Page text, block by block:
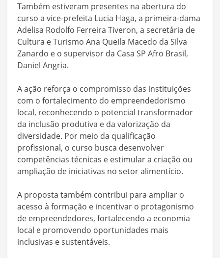
Também estiveram presentes na abertura do
curso a vice-prefeita Lucia Haga, a primeira-dama
Adelisa Rodolfo Ferreira Tiveron, a secretária de
Cultura e Turismo Ana Queila Macedo da Silva
Zanardo e o supervisor da Casa SP Afro Brasil,
Daniel Angria.
A ação reforça o compromisso das instituições
com o fortalecimento do empreendedorismo
local, reconhecendo o potencial transformador
da inclusão produtiva e da valorização da
diversidade. Por meio da qualificação
profissional, o curso busca desenvolver
competências técnicas e estimular a criação ou
ampliação de iniciativas no setor alimentício.
A proposta também contribui para ampliar o
acesso à formação e incentivar o protagonismo
de empreendedores, fortalecendo a economia
local e promovendo oportunidades mais
inclusivas e sustentáveis.